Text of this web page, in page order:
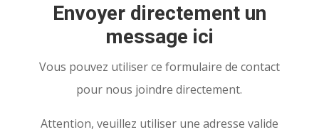
Envoyer directement un
message ici
Vous pouvez utiliser ce formulaire de contact
pour nous joindre directement.
Attention, veuillez utiliser une adresse valide